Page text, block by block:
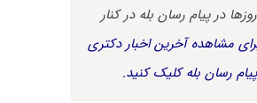
در پیام رسان بله در کنار
مشاهده آخرین اخبار دکتری
رسان بله کلیک کنید.